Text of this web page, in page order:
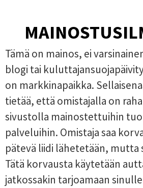
Tämä on mainos, ei
blogi tai
on markkinapaikka.
tietää, että omistajalla on
sivustolla mainostettuihin
palveluihin. Omistaja saa
pätevä liidi lähetetään, mutta
Tätä korvausta käytetään
jatkossakin tarjoamaan